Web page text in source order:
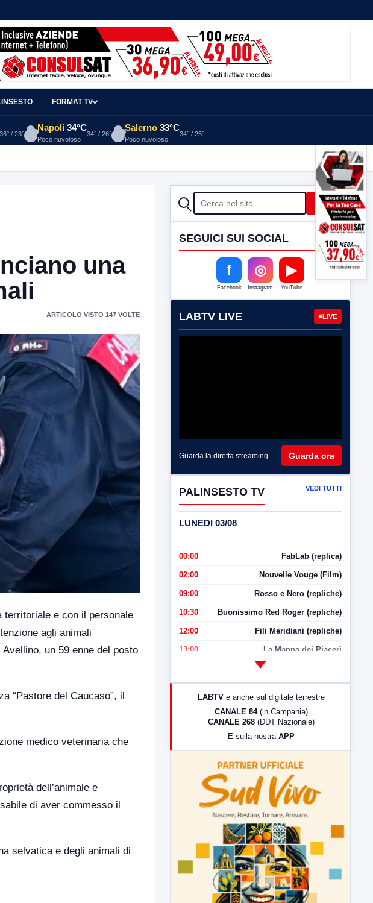
FORMAT TV
36° / 23°
Napoli 34°C
Poco nuvoloso
34° / 26°
Salerno 33°C
Poco nuvoloso
34° / 25°
una
ARTICOLO VISTO 147 VOLTE
territoriale e con il personale
agli animali
un 59 enne del posto
“Pastore del Caucaso”, il
medico veterinaria che
dell’animale e
di aver commesso il
selvatica e degli animali di
CERCA Cerca
SEGUICI SUI SOCIAL
f
Facebook
◎
Instagram
▶
YouTube
LABTV LIVE LIVE
Guarda la diretta streaming Guarda ora
PALINSESTO TV VEDI TUTTI
LUNEDI 03/08
00:00 FabLab (replica)
02:00 Nouvelle Vouge (Film)
09:00 Rosso e Nero (repliche)
10:30 Buonissimo Red Roger (repliche)
12:00 Fili Meridiani (repliche)
13:00 La Mappa dei Piaceri
LabNews (Diretta)
LabNews (replica)
LABTV e anche sul digitale terrestre
CANALE 84 (in Campania)
CANALE 268 (DDT Nazionale)
E sulla nostra APP